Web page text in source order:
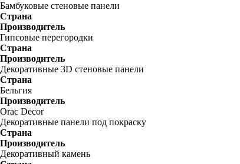
Бамбуковые стеновые панели
Страна
Производитель
Гипсовые перегородки
Страна
Производитель
Декоративные 3D стеновые панели
Страна
Бельгия
Производитель
Orac Decor
Декоративные панели под покраску
Страна
Производитель
Декоративный камень